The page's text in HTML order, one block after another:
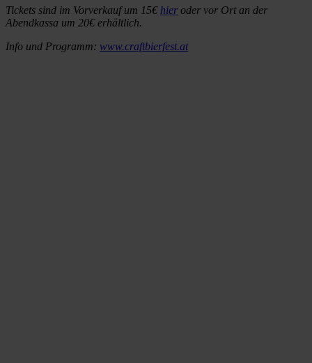
Tickets sind im Vorverkauf um 15€ hier oder vor Ort an der
Abendkassa um 20€ erhältlich.
Info und Programm: www.craftbierfest.at